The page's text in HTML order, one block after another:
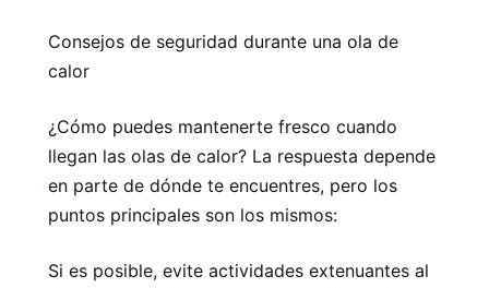
Consejos de seguridad durante una ola de
calor
¿Cómo puedes mantenerte fresco cuando
llegan las olas de calor? La respuesta depende
en parte de dónde te encuentres, pero los
puntos principales son los mismos:
Si es posible, evite actividades extenuantes al